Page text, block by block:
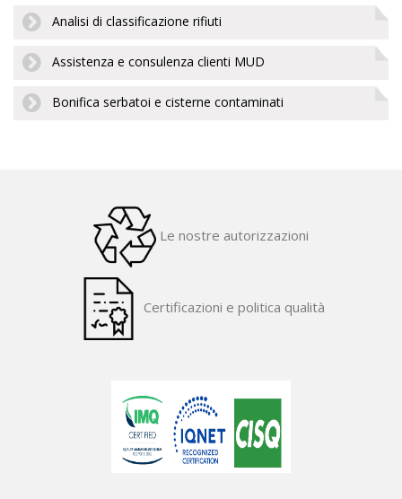
Analisi di classificazione rifiuti
Assistenza e consulenza clienti MUD
Bonifica serbatoi e cisterne contaminati
Le nostre autorizzazioni
Certificazioni e politica qualità